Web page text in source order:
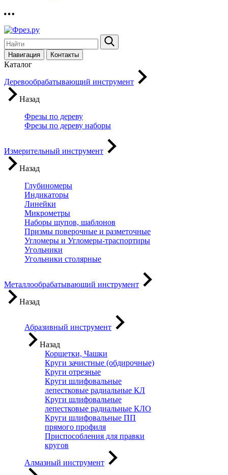
Навигация Контакты
Каталог
Деревообрабатывающий инструмент
Назад
Фрезы по дереву
Фрезы по дереву наборы
Измерительный инструмент
Назад
Глубиномеры
Индикаторы
Линейки
Микрометры
Наборы щупов, шаблонов
Призмы поверочные и разметочные
Угломеры и Угломеры-траспортиры
Угольники
Угольники столярные
Металлообрабатывающий инструмент
Назад
Абразивный инструмент
Назад
Корщетки, Чашки
Круги зачистные (обдирочные)
Круги отрезные
Круги шлифовальные
лепестковые радиальные КЛ
Круги шлифовальные
лепестковые радиальные КЛО
Круги шлифовальные ПП
прямого профиля
Приспособления для правки
кругов
Алмазный инструмент